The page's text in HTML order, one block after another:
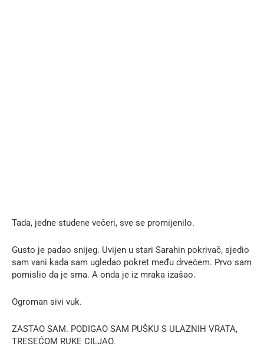
Tada, jedne studene večeri, sve se promijenilo.
Gusto je padao snijeg. Uvijen u stari Sarahin pokrivač, sjedio
sam vani kada sam ugledao pokret među drvećem. Prvo sam
pomislio da je srna. A onda je iz mraka izašao.
Ogroman sivi vuk.
ZASTAO SAM. PODIGAO SAM PUŠKU S ULAZNIH VRATA,
TRESEĆOM RUKE CILJAO.